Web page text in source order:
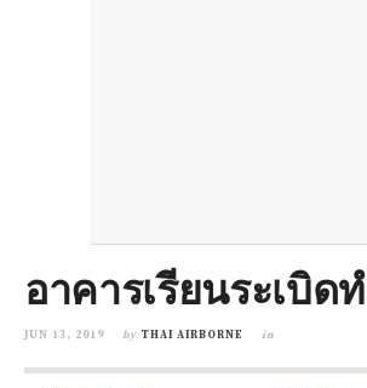
อาคารเรียนระเบิด
JUN 13, 2019 by THAI AIRBORNE in